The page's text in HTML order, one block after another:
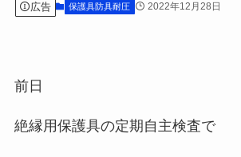
広告 保護具防具耐圧 2022年12月28日
前日
絶縁用保護具の定期自主検査で